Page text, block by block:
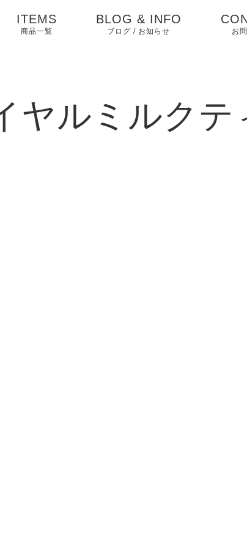
ITEMS
商品一覧
BLOG & INFO
ブログ / お知らせ
ピックアップ
お
ヤルミルクテ